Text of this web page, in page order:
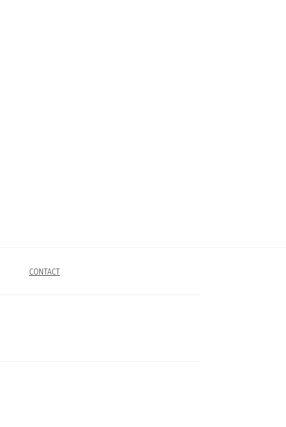
CONTACT